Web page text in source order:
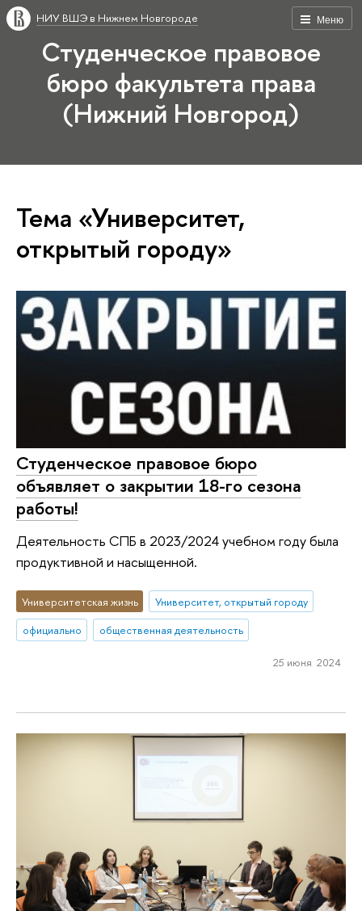
Меню
НИУ ВШЭ в Нижнем Новгороде
Студенческое правовое
бюро факультета права
(Нижний Новгород)
Тема «Университет,
открытый городу»
Студенческое правовое бюро
объявляет о закрытии 18-го сезона
работы!
Деятельность СПБ в 2023/2024 учебном году была
продуктивной и насыщенной.
Университетская жизнь
Университет, открытый городу
официально
общественная деятельность
25 июня 2024